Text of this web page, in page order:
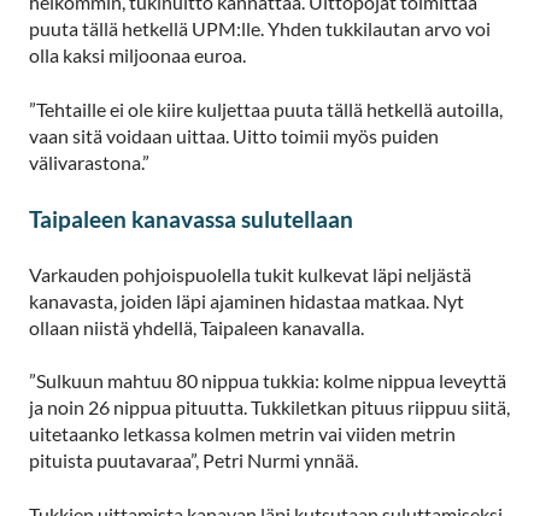
puuta tällä hetkellä UPM:lle. Yhden tukkilautan arvo voi
olla kaksi miljoonaa euroa.
”Tehtaille ei ole kiire kuljettaa puuta tällä hetkellä autoilla,
vaan sitä voidaan uittaa. Uitto toimii myös puiden
välivarastona.”
Taipaleen kanavassa sulutellaan
Varkauden pohjoispuolella tukit kulkevat läpi neljästä
kanavasta, joiden läpi ajaminen hidastaa matkaa. Nyt
ollaan niistä yhdellä, Taipaleen kanavalla.
”Sulkuun mahtuu 80 nippua tukkia: kolme nippua leveyttä
ja noin 26 nippua pituutta. Tukkiletkan pituus riippuu siitä,
uitetaanko letkassa kolmen metrin vai viiden metrin
pituista puutavaraa”, Petri Nurmi ynnää.